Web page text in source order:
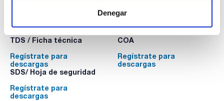
Denegar
Documentación técnica
TDS / Ficha técnica
Regístrate para
descargas
COA
Regístrate para
descargas
SDS/ Hoja de seguridad
Regístrate para
descargas